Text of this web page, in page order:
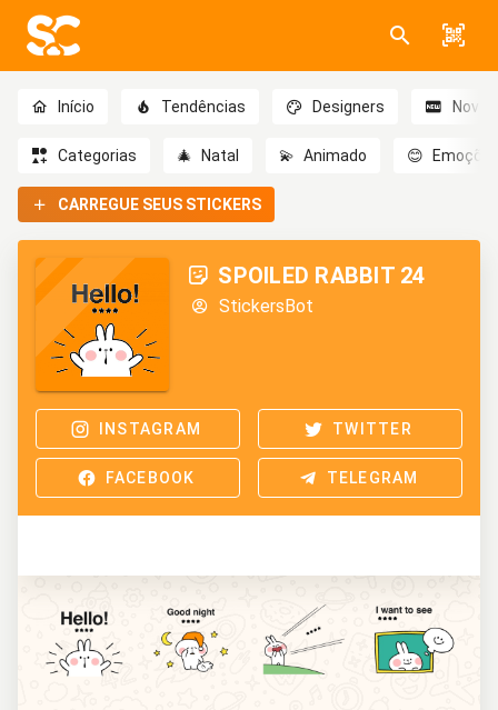
Início Tendências Designers Novo
Categorias 🎄 Natal 💫 Animado 😊
CARREGUE SEUS STICKERS
SPOILED RABBIT 24
StickersBot
INSTAGRAM TWITTER
FACEBOOK TELEGRAM